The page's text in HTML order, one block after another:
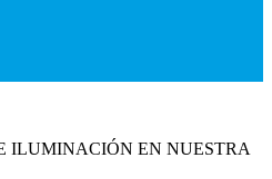
ILUMINACIÓN EN NUESTRA